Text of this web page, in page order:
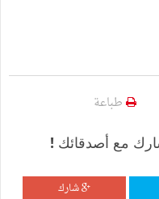
طباعة
مع أصدقائك !
شارك